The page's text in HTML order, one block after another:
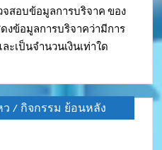
จสอบข้อมูลการบริจาค ของ
งข้อมูลการบริจาคว่ามีการ
เป็นจำนวนเงินเท่าใด
/ กิจกรรม ย้อนหลัง